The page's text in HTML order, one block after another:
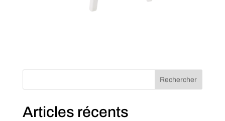
Rechercher
Articles récents